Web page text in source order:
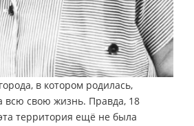
в котором родилась,
всю свою жизнь. Правда, 18
территория ещё не была